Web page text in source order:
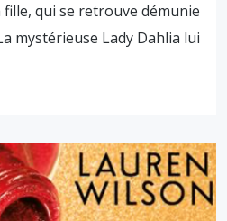
qui se retrouve démunie
mystérieuse Lady Dahlia lui